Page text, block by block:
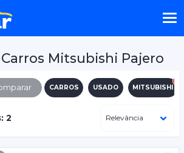
Mitsubishi Pajero
CARROS USADO MITSUBISHI
2